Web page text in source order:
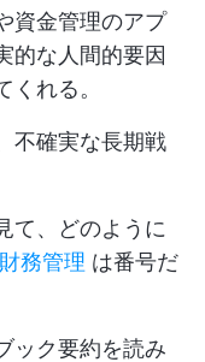
資金管理のアプ
的な人間的要因
れる。
不確実な長期戦
て、どのように
財務管理 は番号だ
ック要約を読み